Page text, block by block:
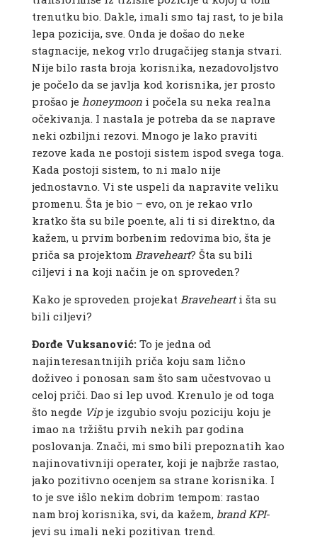
trenutku bio. Dakle, imali smo taj rast, to je bila
lepa pozicija, sve. Onda je došao do neke
stagnacije, nekog vrlo drugačijeg stanja stvari.
Nije bilo rasta broja korisnika, nezadovoljstvo
je počelo da se javlja kod korisnika, jer prosto
prošao je honeymooni počela su neka realna
očekivanja. I nastala je potreba da se naprave
neki ozbiljni rezovi. Mnogo je lako praviti
rezove kada ne postoji sistem ispod svega toga.
Kada postoji sistem, to ni malo nije
jednostavno. Vi ste uspeli da napravite veliku
promenu. Šta je bio – evo, on je rekao vrlo
kratko šta su bile poente, ali ti si direktno, da
kažem, u prvim borbenim redovima bio, šta je
priča sa projektom Braveheart? Šta su bili
ciljevi i na koji način je on sproveden?
Kako je sproveden projekat Bravehearti šta su
bili ciljevi?
Đorđe Vuksanović:To je jedna od
najinteresantnijih priča koju sam lično
doživeo i ponosan sam što sam učestvovao u
celoj priči. Dao si lep uvod. Krenulo je od toga
što negde Vipje izgubio svoju poziciju koju je
imao na tržištu prvih nekih par godina
poslovanja. Znači, mi smo bili prepoznatih kao
najinovativniji operater, koji je najbrže rastao,
jako pozitivno ocenjem sa strane korisnika. I
to je sve išlo nekim dobrim tempom: rastao
nam broj korisnika, svi, da kažem, brand KPI-
jevi su imali neki pozitivan trend.